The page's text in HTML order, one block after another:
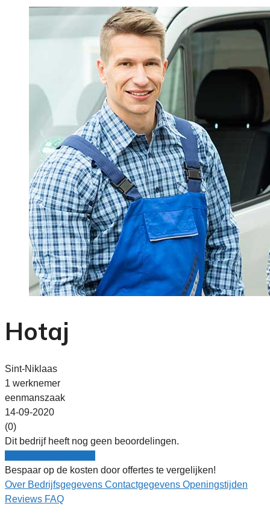
Hotaj
Sint-Niklaas
1 werknemer
eenmanszaak
14-09-2020
(0)
Dit bedrijf heeft nog geen beoordelingen.
Bespaar op de kosten door offertes te vergelijken!
Over Bedrijfsgegevens Contactgegevens Openingstijden
Reviews FAQ